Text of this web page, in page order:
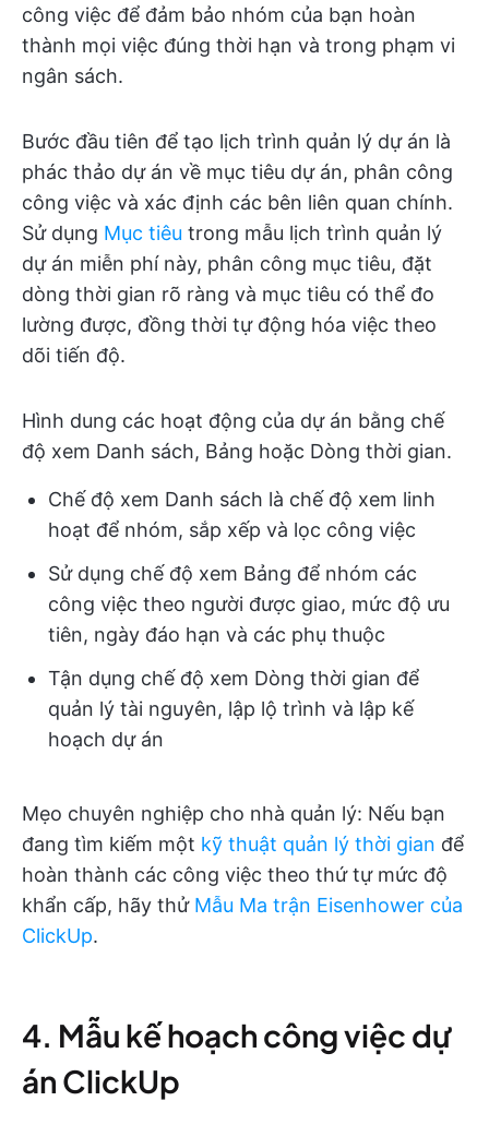
công việc để đảm bảo nhóm của bạn hoàn
thành mọi việc đúng thời hạn và trong phạm vi
ngân sách.
Bước đầu tiên để tạo lịch trình quản lý dự án là
phác thảo dự án về mục tiêu dự án, phân công
công việc và xác định các bên liên quan chính.
Sử dụng Mục tiêu trong mẫu lịch trình quản lý
dự án miễn phí này, phân công mục tiêu, đặt
dòng thời gian rõ ràng và mục tiêu có thể đo
lường được, đồng thời tự động hóa việc theo
dõi tiến độ.
Hình dung các hoạt động của dự án bằng chế
độ xem Danh sách, Bảng hoặc Dòng thời gian.
Chế độ xem Danh sách là chế độ xem linh
hoạt để nhóm, sắp xếp và lọc công việc
Sử dụng chế độ xem Bảng để nhóm các
công việc theo người được giao, mức độ ưu
tiên, ngày đáo hạn và các phụ thuộc
Tận dụng chế độ xem Dòng thời gian để
quản lý tài nguyên, lập lộ trình và lập kế
hoạch dự án
Mẹo chuyên nghiệp cho nhà quản lý: Nếu bạn
đang tìm kiếm một kỹ thuật quản lý thời gian để
hoàn thành các công việc theo thứ tự mức độ
khẩn cấp, hãy thử Mẫu Ma trận Eisenhower của
ClickUp.
4. Mẫu kế hoạch công việc dự
án ClickUp